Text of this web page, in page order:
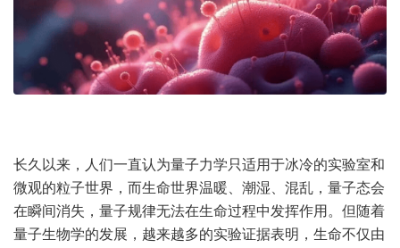
长久以来，人们一直认为量子力学只适用于冰冷的实验室和
微观的粒子世界，而生命世界温暖、潮湿、混乱，量子态会
在瞬间消失，量子规律无法在生命过程中发挥作用。但随着
量子生物学的发展，越来越多的实验证据表明，生命不仅由